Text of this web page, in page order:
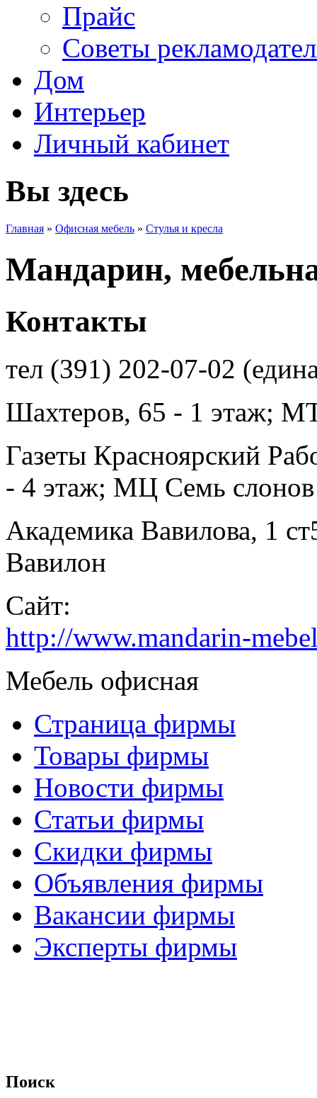
Прайс
Советы
Дом
Интерьер
Личный кабинет
Вы здесь
Главная » Офисная мебель » Стулья и кресла
Мандарин,
Контакты
тел (391) 202-07-02
Шахтеров, 65 - 1 этаж;
Газеты Красноярский
- 4 этаж; МЦ Семь слонов
Академика Вавилова, 1
Вавилон
Сайт:
http://www.mandarin-
Мебель офисная
Страница фирмы
Товары фирмы
Новости фирмы
Статьи фирмы
Скидки фирмы
Объявления фирмы
Вакансии фирмы
Эксперты фирмы
Поиск